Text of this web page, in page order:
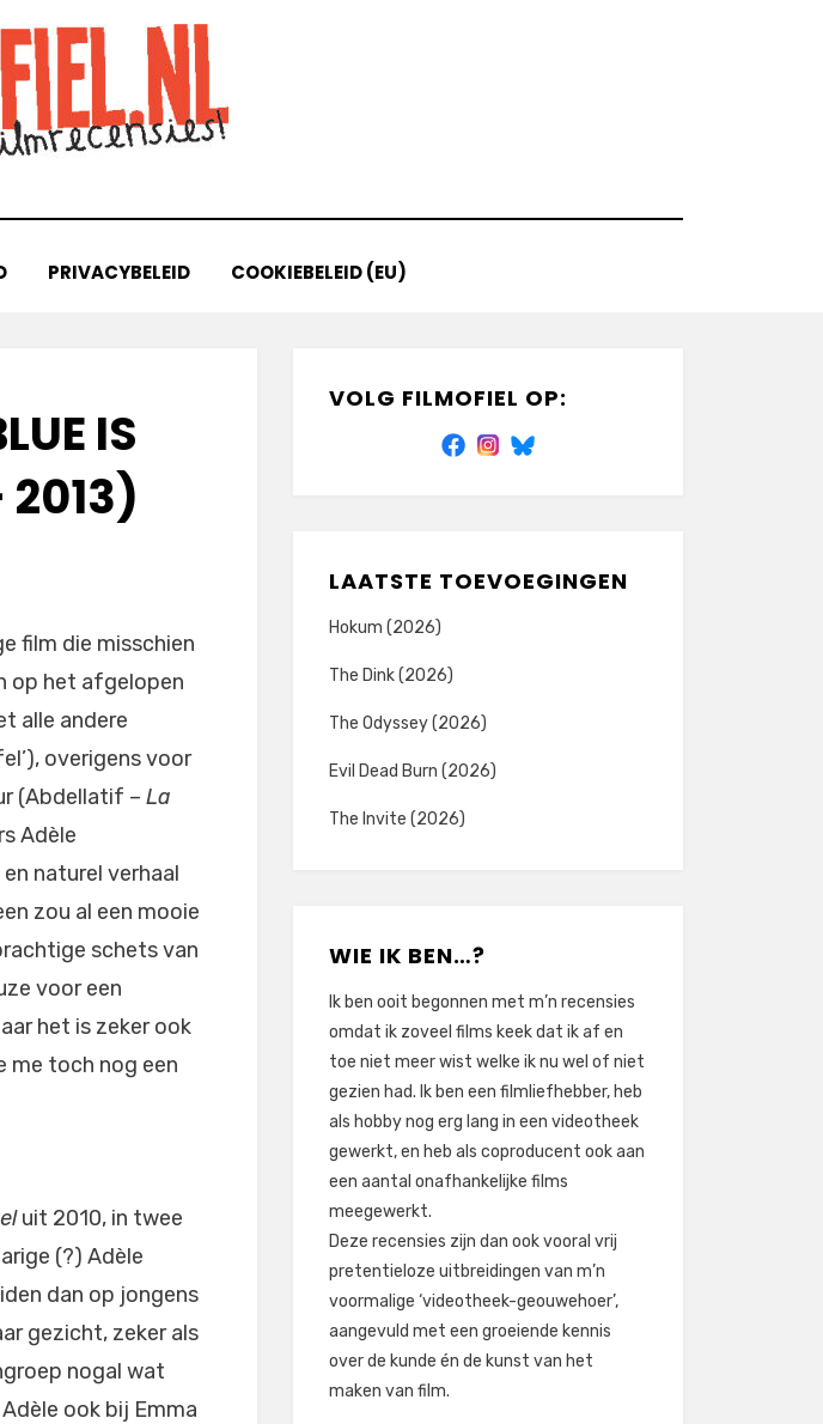
PRIVACYBELEID COOKIEBELEID (EU)
IS
2013)
film die misschien
op het afgelopen
alle andere
overigens voor
(Abdellatif – La
Adèle
naturel verhaal
zou al een mooie
schets van
voor een
het is zeker ook
me toch nog een
uit 2010, in twee
(?) Adèle
dan op jongens
gezicht, zeker als
nogal wat
ook bij Emma
VOLG FILMOFIEL OP:
LAATSTE TOEVOEGINGEN
Hokum (2026)
The Dink (2026)
The Odyssey (2026)
Evil Dead Burn (2026)
The Invite (2026)
WIE IK BEN…?
Ik ben ooit begonnen met m’n recensies
omdat ik zoveel films keek dat ik af en
toe niet meer wist welke ik nu wel of niet
gezien had. Ik ben een filmliefhebber, heb
als hobby nog erg lang in een videotheek
gewerkt, en heb als coproducent ook aan
een aantal onafhankelijke films
meegewerkt.
Deze recensies zijn dan ook vooral vrij
pretentieloze uitbreidingen van m’n
voormalige ‘videotheek-geouwehoer’,
aangevuld met een groeiende kennis
over de kunde én de kunst van het
maken van film.